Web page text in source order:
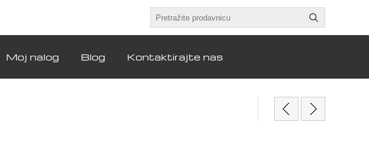
Moj nalog Blog Kontaktirajte nas